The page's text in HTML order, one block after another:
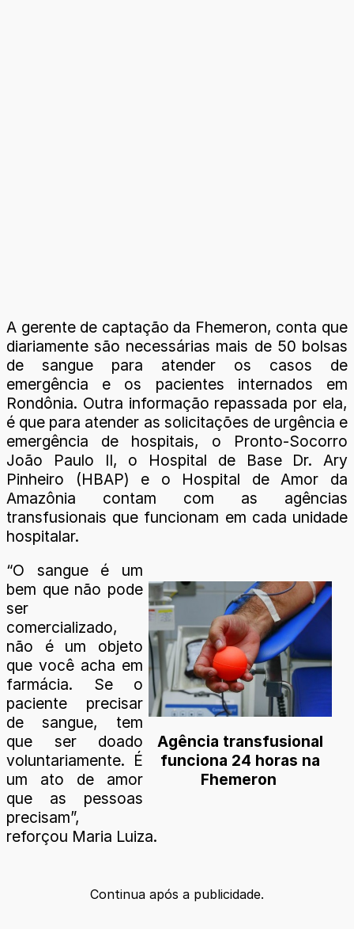
A gerente de captação da Fhemeron, conta que
diariamente são necessárias mais de 50 bolsas
de sangue para atender os casos de
emergência e os pacientes internados em
Rondônia. Outra informação repassada por ela,
é que para atender as solicitações de urgência e
emergência de hospitais, o Pronto-Socorro
João Paulo II, o Hospital de Base Dr. Ary
Pinheiro (HBAP) e o Hospital de Amor da
Amazônia contam com as agências
transfusionais que funcionam em cada unidade
hospitalar.
Agência transfusional
funciona 24 horas na
Fhemeron
“O sangue é um
bem que não pode
ser
comercializado,
não é um objeto
que você acha em
farmácia. Se o
paciente precisar
de sangue, tem
que ser doado
voluntariamente. É
um ato de amor
que as pessoas
precisam”,
reforçou Maria Luiza.
Continua após a publicidade.